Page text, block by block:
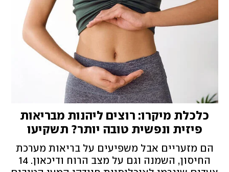
כלכלת מיקרו: רוצים ליהנות מבריאות
פיזית ונפשית טובה יותר? תשקיעו
במיקרוביום
הם מזעריים אבל משפיעים על בריאות מערכת
החיסון, השמנה וגם על מצב הרוח ודיכאון. 14